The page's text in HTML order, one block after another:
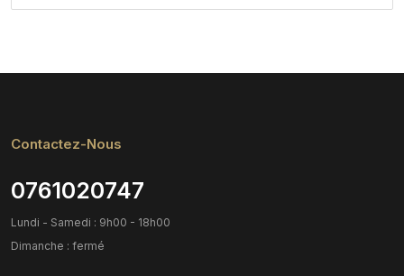
Contactez-Nous
0761020747
Lundi - Samedi : 9h00 - 18h00
Dimanche : fermé